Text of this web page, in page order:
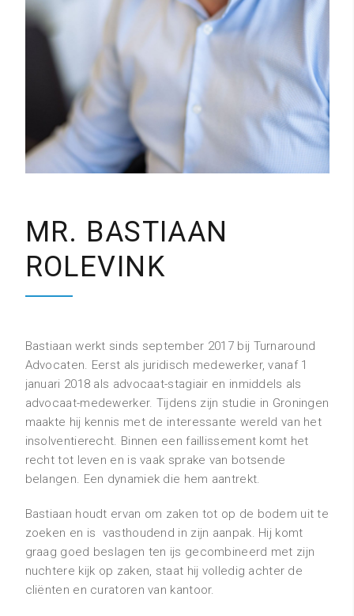
MR. BASTIAAN
ROLEVINK
Bastiaan werkt sinds september 2017 bij Turnaround
Advocaten. Eerst als juridisch medewerker, vanaf 1
januari 2018 als advocaat-stagiair en inmiddels als
advocaat-medewerker. Tijdens zijn studie in Groningen
maakte hij kennis met de interessante wereld van het
insolventierecht. Binnen een faillissement komt het
recht tot leven en is vaak sprake van botsende
belangen. Een dynamiek die hem aantrekt.
Bastiaan houdt ervan om zaken tot op de bodem uit te
zoeken en is vasthoudend in zijn aanpak. Hij komt
graag goed beslagen ten ijs gecombineerd met zijn
nuchtere kijk op zaken, staat hij volledig achter de
cliënten en curatoren van kantoor.